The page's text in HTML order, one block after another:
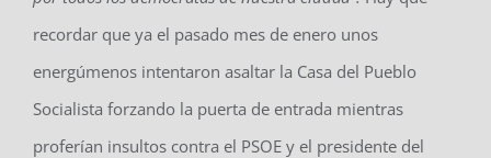
recordar que ya el pasado mes de enero unos
energúmenos intentaron asaltar la Casa del Pueblo
Socialista forzando la puerta de entrada mientras
proferían insultos contra el PSOE y el presidente del